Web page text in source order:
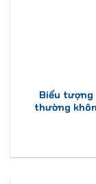
Biểu tượng
thường